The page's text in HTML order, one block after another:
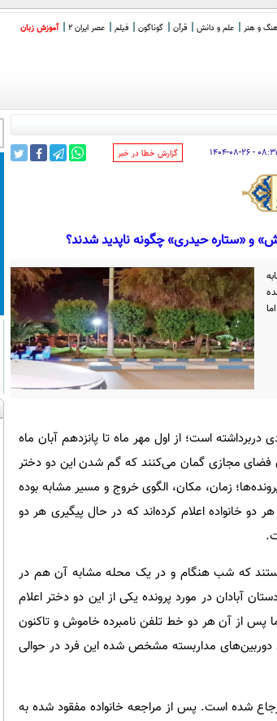
و هنر علم و دانش قرآن گوناگون فیلم عصر ایران 2 آموزش زبان
- ۲۶-۰۸-۱۴۰۴ ‌گزارش خطا در خبر
و «ستاره حیدری» چگونه ناپدید شدند؟
اما
است؛ از اول مهر ماه تا پانزدهم آبان ماه
فضای مجازی گمان می‌کنند که گم شدن این دو دختر
زمان، مکان، الگوی خروج و مسیر مشابه بوده
دو خانواده اعلام کرده‌اند که در حال پیگیری هر دو
که شب هنگام و در یک محله مشابه آن هم در
آبادان در مورد پرونده یکی از این دو دختر اعلام
سفر کرده، اما پس از آن هر دو خط تلفن نامبرده خاموش و تاکنون
دوربین‌های مداربسته مشخص شده این فرد در حوالی
شده است. پس از مراجعه خانواده مفقود شده به